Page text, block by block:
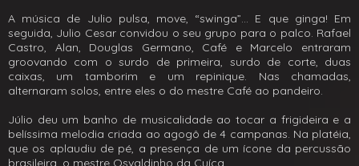
A música de Julio pulsa, move, “swinga”... E que ginga! Em
seguida, Julio Cesar convidou o seu grupo para o palco. Rafael
Castro, Alan, Douglas Germano, Café e Marcelo entraram
groovando com o surdo de primeira, surdo de corte, duas
caixas, um tamborim e um repinique. Nas chamadas,
alternaram solos, entre eles o do mestre Café ao pandeiro.
Júlio deu um banho de musicalidade ao tocar a frigideira e a
belíssima melodia criada ao agogô de 4 campanas. Na platéia,
que os aplaudiu de pé, a presença de um ícone da percussão
brasileira, o mestre Osvaldinho da Cuíca.